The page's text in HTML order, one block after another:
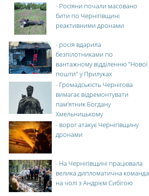
- Росіяни почали масовано
бити по Чернігівщині
реактивними дронами
- росія вдарила
безпілотниками по
вантажному відділенню "Нової
пошти" у Прилуках
- Громадськість Чернігова
вимагає відремонтувати
пам’ятник Богдану
Хмельницькому
- ворог атакує Чернігівщину
дронами
- На Чернігівщині працювала
велика дипломатична команда
на чолі з Андрієм Сибігою